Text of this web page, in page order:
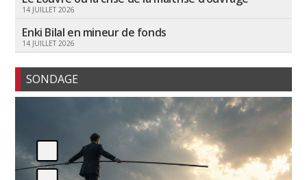
14 JUILLET 2026
Enki Bilal en mineur de fonds
14 JUILLET 2026
SONDAGE